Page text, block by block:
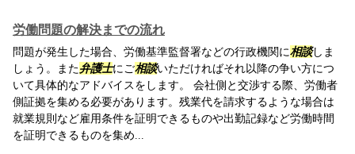
労働問題の解決までの流れ
問題が発生した場合、労働基準監督署などの行政機関に相談しま
しょう。また弁護士にご相談いただければそれ以降の争い方につ
いて具体的なアドバイスをします。 会社側と交渉する際、労働者
側証拠を集める必要があります。残業代を請求するような場合は
就業規則など雇用条件を証明できるものや出勤記録など労働時間
を証明できるものを集め...